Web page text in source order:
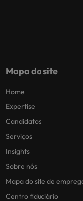
Mapa do site
Home
Expertise
Candidatos
Serviços
Insights
Sobre nós
Mapa do site de
Centro fiduciário